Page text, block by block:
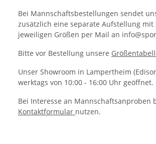
Bei Mannschaftsbestellungen sendet
zusätzlich eine separate Aufstellung
jeweiligen Größen per Mail an
Bitte vor Bestellung unsere
Unser Showroom in Lampertheim
werktags von 10:00 - 16:00 Uhr geöffnet.
Bei Interesse an Mannschaftsanproben
Kontaktformular nutzen.